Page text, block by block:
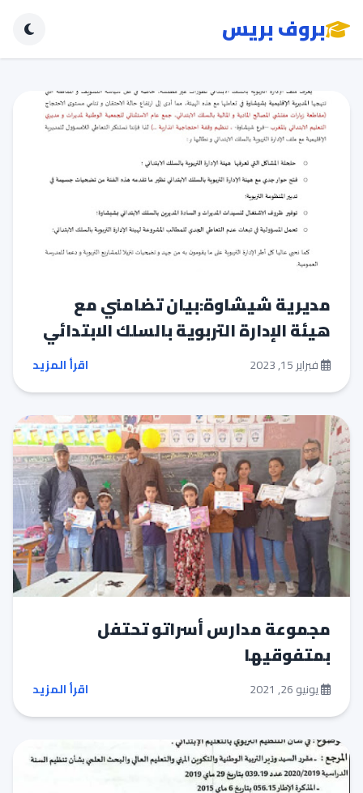
بروف بريس
مديرية شيشاوة:بيان تضامني مع
هيئة الإدارة التربوية بالسلك الابتدائي
فبراير 15, 2023 اقرأ المزيد
مجموعة مدارس أسراتو تحتفل
بمتفوقيها
يونيو 26, 2021 اقرأ المزيد